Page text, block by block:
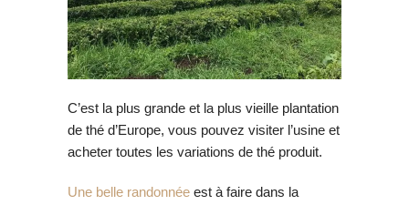
C’est la plus grande et la plus vieille plantation
de thé d’Europe, vous pouvez visiter l’usine et
acheter toutes les variations de thé produit.
Une belle randonnée est à faire dans la